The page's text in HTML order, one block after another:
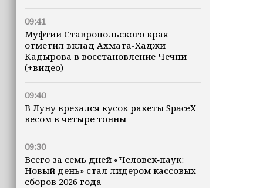
09:41
Муфтий Ставропольского края
отметил вклад Ахмата-Хаджи
Кадырова в восстановление Чечни
(+видео)
09:40
В Луну врезался кусок ракеты SpaceX
весом в четыре тонны
09:30
Всего за семь дней «Человек‑паук:
Новый день» стал лидером кассовых
сборов 2026 года